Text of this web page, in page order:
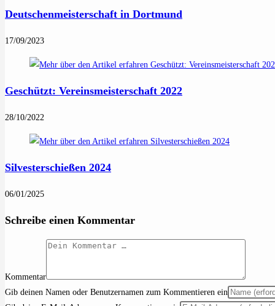
Deutschenmeisterschaft in Dortmund
17/09/2023
Geschützt: Vereinsmeisterschaft 2022
28/10/2022
Silvesterschießen 2024
06/01/2025
Schreibe einen Kommentar
Kommentar
Gib deinen Namen oder Benutzernamen zum Kommentieren ein